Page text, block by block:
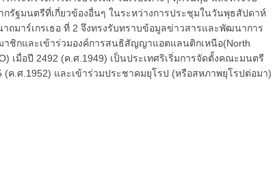
รัฐมนตรีที่เกี่ยวข้องอื่นๆ ในระหว่างการประชุมในวันพุธสัปดาห์
ถมาร์เกรเธอ ที่ 2 จึงทรงรับทราบข้อมูลข่าวสารและพัฒนาการ
าชิกและเข้าร่วมองค์การสนธิสัญญาแอตแลนติกเหนือ(North
เมื่อปี 2492 (ค.ศ.1949) เป็นประเทศริเริ่มการจัดตั้งคณะมนตรี
(ค.ศ.1952) และเข้าร่วมประชาคมยุโรป (หรือสหภาพยุโรปต่อมา)